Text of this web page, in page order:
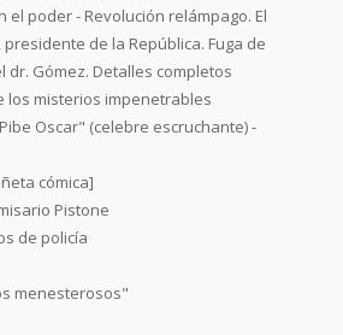
el poder - Revolución relámpago. El
de la República. Fuga de
dr. Gómez. Detalles completos
los misterios impenetrables
Oscar" (celebre escruchante) -
cómica]
Pistone
de policía
menesterosos"